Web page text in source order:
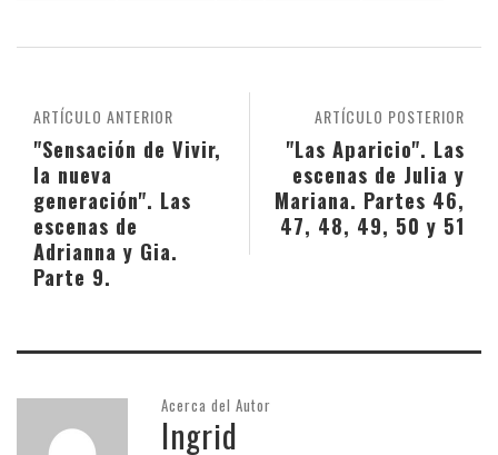
ARTÍCULO POSTERIOR
"Las Aparicio". Las
escenas de Julia y
Mariana. Partes 46,
47, 48, 49, 50 y 51
ARTÍCULO ANTERIOR
"Sensación de Vivir,
la nueva
generación". Las
escenas de
Adrianna y Gia.
Parte 9.
Acerca del Autor
Ingrid